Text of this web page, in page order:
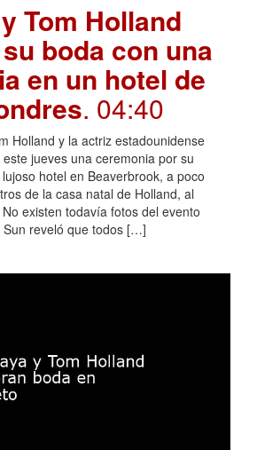
Tom Holland
boda con una
en un hotel de
. 04:40
Holland y la actriz estadounidense
jueves una ceremonia por su
hotel en Beaverbrook, a poco
de la casa natal de Holland, al
existen todavía fotos del evento
reveló que todos […]